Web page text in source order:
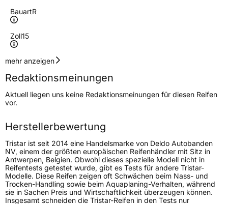
BauartR
Zoll15
Geschwindigkeitsindex
Höchstgeschwindigkeit
190 km/h
Lastindex81
Höchstlast462 kg
Generelle Merkmale
FahrzeugtypPKW
VerwendungSommerreifen
ModellnameEcoPower 3
mehr anzeigen
Redaktionsmeinungen
Aktuell liegen uns keine Redaktionsmeinungen für diesen Reifen
vor.
Herstellerbewertung
Tristar ist seit 2014 eine Handelsmarke von Deldo Autobanden
NV, einem der größten europäischen Reifenhändler mit Sitz in
Antwerpen, Belgien. Obwohl dieses spezielle Modell nicht in
Reifentests getestet wurde, gibt es Tests für andere Tristar-
Modelle. Diese Reifen zeigen oft Schwächen beim Nass- und
Trocken-Handling sowie beim Aquaplaning-Verhalten, während
sie in Sachen Preis und Wirtschaftlichkeit überzeugen können.
Insgesamt schneiden die Tristar-Reifen in den Tests nur